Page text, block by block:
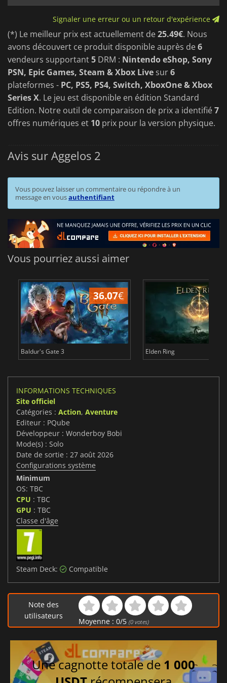
pour une présentation plus moderne.
Signaler une erreur ou un retour d'expérience
(*) Le meilleur prix est actuellement de25.49€. Nous
avons découvert ce produit disponible auprès de6
vendeurs supportant5 DRM : Nintendo eShop, Sony
PSN, Epic Games, Steam & Xbox Live sur6
plateformes - PC, PS5, PS4, Switch, XboxOne & Xbox
Series X. Le jeu est disponible en édition Standard
Edition. Notre outil de comparaison de prix a identifié7
offres numériques et 10 prix pour la version physique.
Avis sur Aggelos 2
Vous pouvez laisser un commentaire ou répondre à un
message en vousauthentifiant
Vous pourriez aussi aimer
36.07€
Baldur's Gate 3 Elden Ring
INFORMATIONS TECHNIQUES
Site officiel
Catégories : Action, Aventure
Editeur : PQube
Développeur : Wonderboy Bobi
Mode(s) : Solo
Date de sortie : 27 août 2026
Configurations système
Minimum
OS: TBC
CPU : TBC
GPU : TBC
Classe d'âge
Steam Deck: Compatible
Note des
utilisateurs
Moyenne : 0/5 (0votes)
Une cagnotte totale de 1 000